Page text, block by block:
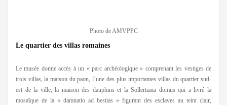
Photo de AMVPPC
Le quartier des villas romaines
Le musée donne accès à un « parc archéologique » comprenant les vestiges de
trois villas, la maison du paon, l’une des plus importantes villas du quartier sud-
est de la ville, la maison des dauphins et la Sollertiana domus qui a livré la
mosaïque de la « damnatio ad bestias » figurant des esclaves au teint clair,